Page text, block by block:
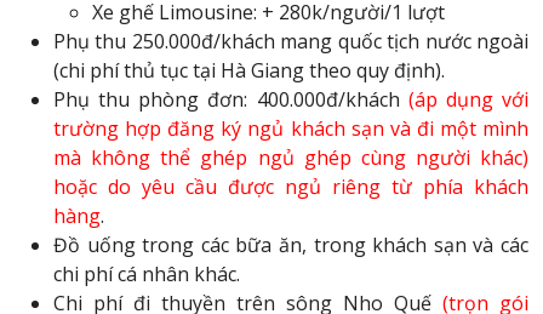
Xe ghế Limousine: + 280k/người/1 lượt
Phụ thu 250.000đ/khách mang quốc tịch nước ngoài
(chi phí thủ tục tại Hà Giang theo quy định).
Phụ thu phòng đơn: 400.000đ/khách (áp dụng với
trường hợp đăng ký ngủ khách sạn và đi một mình
mà không thể ghép ngủ ghép cùng người khác)
hoặc do yêu cầu được ngủ riêng từ phía khách
hàng.
Đồ uống trong các bữa ăn, trong khách sạn và các
chi phí cá nhân khác.
Chi phí đi thuyền trên sông Nho Quế (trọn gói